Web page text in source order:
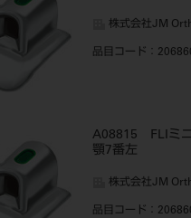
株式会社JM
品目コード ：
A08815 FLIミ
顎7番左
株式会社JM
品目コード ：